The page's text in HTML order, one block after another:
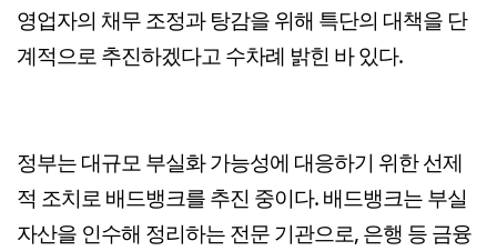
영업자의 채무 조정과 탕감을 위해 특단의 대책을 단
계적으로 추진하겠다고 수차례 밝힌 바 있다.
정부는 대규모 부실화 가능성에 대응하기 위한 선제
적 조치로 배드뱅크를 추진 중이다. 배드뱅크는 부실
자산을 인수해 정리하는 전문 기관으로, 은행 등 금융